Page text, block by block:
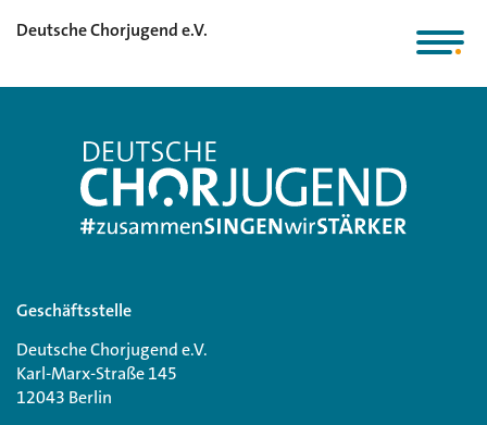
Deutsche Chorjugend e.V.
Geschäftsstelle
Deutsche Chorjugend e.V.
Karl-Marx-Straße 145
12043 Berlin